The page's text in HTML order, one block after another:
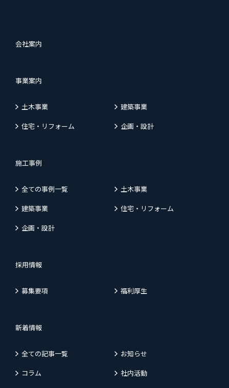
会社案内
事業案内
土木事業
建築事業
住宅・リフォーム
企画・設計
施工事例
全ての事例一覧
土木事業
建築事業
住宅・リフォーム
企画・設計
採用情報
募集要項 福利厚生
新着情報
全ての記事一覧
お知らせ
コラム
社内活動